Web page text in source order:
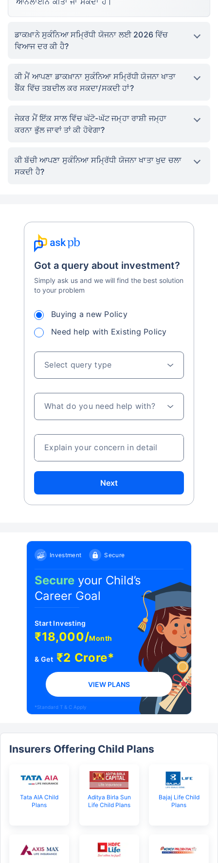
ਡਾਕਖ਼ਾਨੇ ਸੁਕੰਨਿਆ ਸਮ੍ਰਿੱਧੀ ਯੋਜਨਾ ਲਈ 2026 ਵਿੱਚ
ਵਿਆਜ ਦਰ ਕੀ ਹੈ?
ਕੀ ਮੈਂ ਆਪਣਾ ਡਾਕਖ਼ਾਨਾ ਸੁਕੰਨਿਆ ਸਮ੍ਰਿੱਧੀ ਯੋਜਨਾ ਖਾਤਾ
ਬੈਂਕ ਵਿੱਚ ਤਬਦੀਲ ਕਰ ਸਕਦਾ/ਸਕਦੀ ਹਾਂ?
ਜੇਕਰ ਮੈਂ ਇੱਕ ਸਾਲ ਵਿੱਚ ਘੱਟੋ-ਘੱਟ ਜਮ੍ਹਾ ਰਾਸ਼ੀ ਜਮ੍ਹਾ
ਕਰਨਾ ਭੁੱਲ ਜਾਵਾਂ ਤਾਂ ਕੀ ਹੋਵੇਗਾ?
ਕੀ ਬੱਚੀ ਆਪਣਾ ਸੁਕੰਨਿਆ ਸਮ੍ਰਿੱਧੀ ਯੋਜਨਾ ਖਾਤਾ ਖੁਦ ਚਲਾ
ਸਕਦੀ ਹੈ?
Got a query about investment?
Simply ask us and we will find the best solution
to your problem
Buying a new Policy
Need help with Existing Policy
Select query type
What do you need help with?
Explain your concern in detail
Next
Investment Secure
Secure your Child’s
Career Goal
Start Investing
₹18,000/Month
& Get₹2 Crore*
VIEW PLANS
*Standard T & C Apply
Insurers Offering Child Plans
Tata AIA Child
Plans
Aditya Birla Sun
Life Child Plans
Bajaj Life Child
Plans